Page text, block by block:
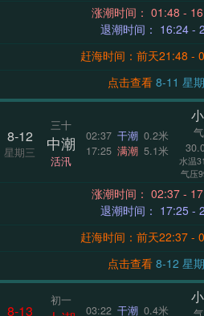
涨潮时间：
退潮时间：
赶海时间：前天21:48 -
点击查看
8-11
8-12
星期三
三十
中潮
活汛
02:37 干潮 0.2米
17:25 满潮 5.1米
水温
气压
涨潮时间：
退潮时间：
赶海时间：前天22:37 -
点击查看
8-12
8-13
初一
03:22 干潮 0.4米